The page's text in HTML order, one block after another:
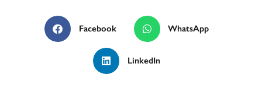
Facebook WhatsApp
LinkedIn